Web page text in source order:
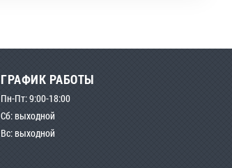
ГРАФИК РАБОТЫ
Пн-Пт: 9:00-18:00
Сб: выходной
Вс: выходной